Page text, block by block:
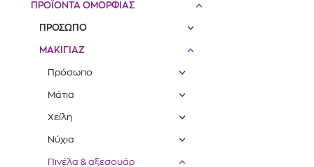
ΠΡΟΪΟΝΤΑ ΟΜΟΡΦΙΑΣ
ΠΡΟΣΩΠΟ
ΜΑΚΙΓΙΑΖ
Πρόσωπο
Μάτια
Χείλη
Νύχια
Πινέλα & αξεσουάρ